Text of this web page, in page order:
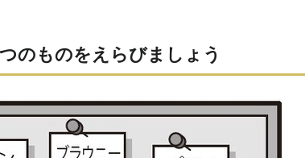
のものをえらびましょう